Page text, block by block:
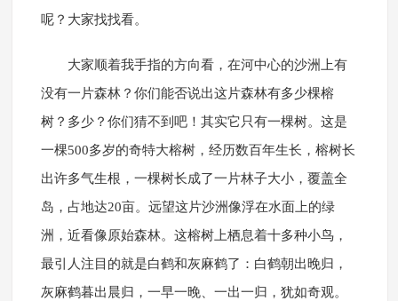
呢？大家找找看。
大家顺着我手指的方向看，在河中心的沙洲上有
没有一片森林？你们能否说出这片森林有多少棵榕
树？多少？你们猜不到吧！其实它只有一棵树。这是
一棵500多岁的奇特大榕树，经历数百年生长，榕树长
出许多气生根，一棵树长成了一片林子大小，覆盖全
岛，占地达20亩。远望这片沙洲像浮在水面上的绿
洲，近看像原始森林。这榕树上栖息着十多种小鸟，
最引人注目的就是白鹤和灰麻鹤了：白鹤朝出晚归，
灰麻鹤暮出晨归，一早一晚、一出一归，犹如奇观。